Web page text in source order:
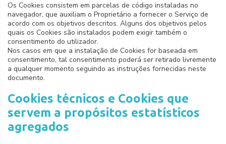
Os Cookies consistem em parcelas de código instaladas no
navegador, que auxiliam o Proprietário a fornecer o Serviço de
acordo com os objetivos descritos. Alguns dos objetivos pelos
quais os Cookies são instalados podem exigir também o
consentimento do utilizador.
Nos casos em que a instalação de Cookies for baseada em
consentimento, tal consentimento poderá ser retirado livremente
a qualquer momento seguindo as instruções fornecidas neste
documento.
Cookies técnicos e Cookies que
servem a propósitos estatísticos
agregados